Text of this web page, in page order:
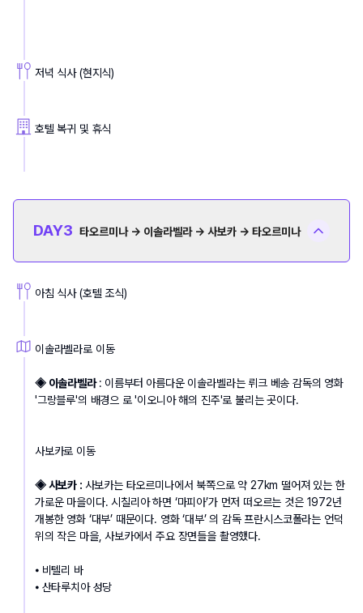
저녁 식사 (현지식)
호텔 복귀 및 휴식
DAY3 타오르미나 → 이솔라벨라 → 사보카 → 타오르미나
아침 식사 (호텔 조식)
이솔라벨라로 이동
◈ 이솔라벨라 : 이름부터 아름다운 이솔라벨라는 뤼크 베송 감독의 영화
'그랑블루'의 배경으 로 '이오니아 해의 진주'로 불리는 곳이다.
사보카로 이동
◈ 사보카 : 사보카는 타오르미나에서 북쪽으로 약 27km 떨어져 있는 한
가로운 마을이다. 시칠리아 하면 ‘마피아’가 먼저 떠오르는 것은 1972년
개봉한 영화 ‘대부’ 때문이다. 영화 ‘대부’ 의 감독 프란시스코폴라는 언덕
위의 작은 마을, 사보카에서 주요 장면들을 촬영했다.
⦁ 비텔리 바
⦁ 산타루치아 성당